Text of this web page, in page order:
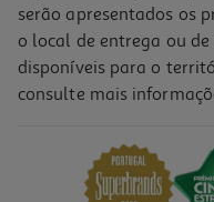
Iogurte Regalo Natural
serão apresentados os
o local de entrega ou
disponíveis para o
consulte mais